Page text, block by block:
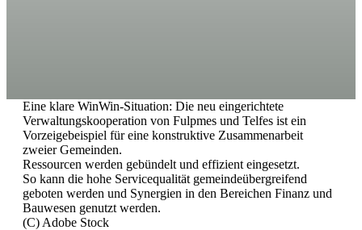
Eine klare WinWin-Situation: Die neu eingerichtete
Verwaltungskooperation von Fulpmes und Telfes ist ein
Vorzeigebeispiel für eine konstruktive Zusammenarbeit
zweier Gemeinden.
Ressourcen werden gebündelt und effizient eingesetzt.
So kann die hohe Servicequalität gemeindeübergreifend
geboten werden und Synergien in den Bereichen Finanz und
Bauwesen genutzt werden.
(C) Adobe Stock